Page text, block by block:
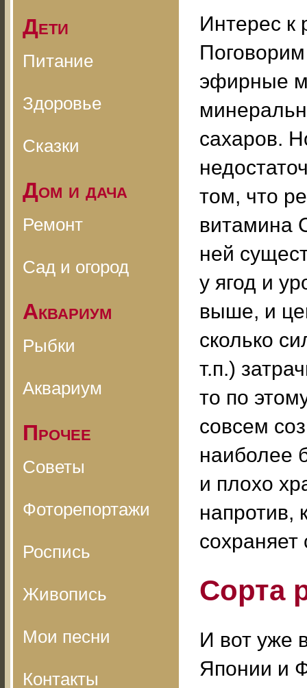
Дети
Питание
Здоровье
Сказки
Дом и дача
Ремонт
Сад и огород
Аквариум
Рыбки
Аквариум
Прочее
Советы
Фоторепортажи
Роспись
Живопись
Мои песни
Контакты
Интерес к
эфирные
сахаров.
том, что
витамина
ней
у ягод и
выше, и
сколько
т.п.)
то по
совсем
наиболее
и плохо
напротив,
сохраняет
Сорта
И вот уже
Японии и